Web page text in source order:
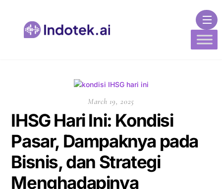
March 19, 2025
IHSG Hari Ini: Kondisi
Pasar, Dampaknya pada
Bisnis, dan Strategi
Menghadapinya